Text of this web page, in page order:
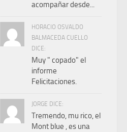
acompañar desde...
HORACIO OSVALDO
BALMACEDA CUELLO
DICE:
Muy " copado" el
informe
Felicitaciones.
JORGE DICE:
Tremendo, mu rico, el
Mont blue , es una